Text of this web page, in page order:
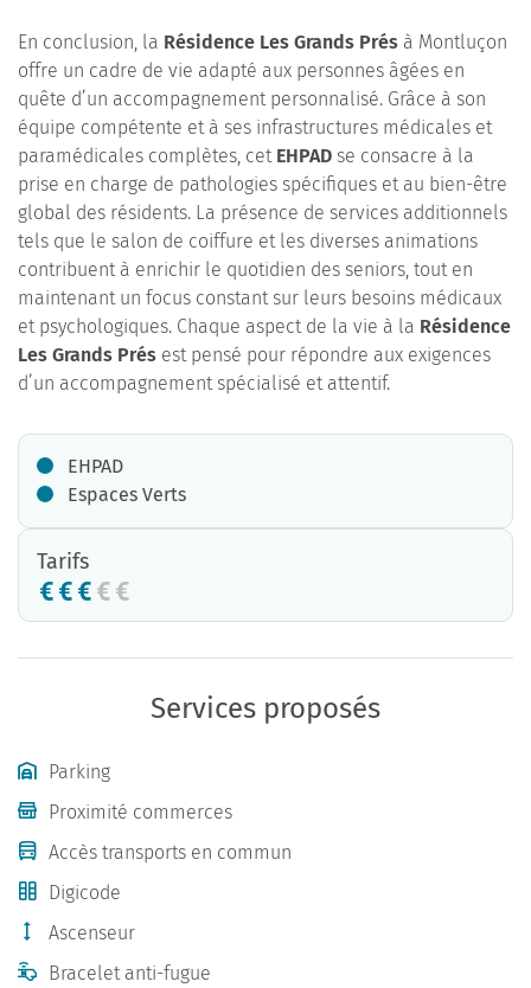
En conclusion, la Résidence Les Grands Prés à Montluçon
offre un cadre de vie adapté aux personnes âgées en
quête d’un accompagnement personnalisé. Grâce à son
équipe compétente et à ses infrastructures médicales et
paramédicales complètes, cet EHPAD se consacre à la
prise en charge de pathologies spécifiques et au bien-être
global des résidents. La présence de services additionnels
tels que le salon de coiffure et les diverses animations
contribuent à enrichir le quotidien des seniors, tout en
maintenant un focus constant sur leurs besoins médicaux
et psychologiques. Chaque aspect de la vie à la Résidence
Les Grands Prés est pensé pour répondre aux exigences
d’un accompagnement spécialisé et attentif.
EHPAD
Espaces Verts
Tarifs
Services proposés
Parking
Proximité commerces
Accès transports en commun
Digicode
Ascenseur
Bracelet anti-fugue